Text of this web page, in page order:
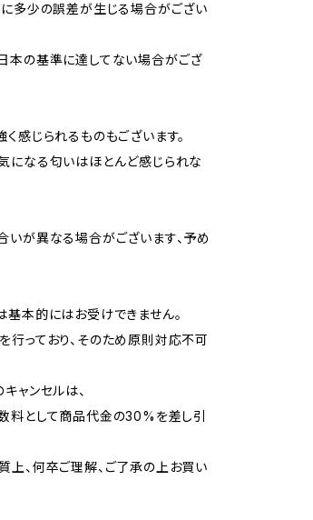
に多少の誤差が生じる場合がござい
本の基準に達してない場合がござ
感じられるものもございます。
になる匂いはほとんど感じられな
が異なる場合がございます、予め
本的にはお受けできません。
っており、そのため原則対応不可
ャンセルは、
料として商品代金の30%を差し引
、何卒ご理解、ご了承の上お買い